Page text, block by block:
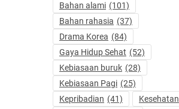
Bahan alami (101)
Bahan rahasia (37)
Drama Korea (84)
Gaya Hidup Sehat (52)
Kebiasaan buruk (28)
Kebiasaan Pagi (25)
Kepribadian (41) Kesehatan